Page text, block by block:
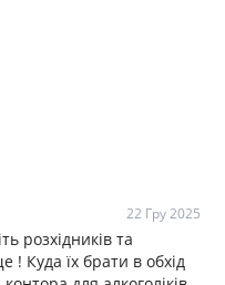
22 Гру 2025
розхідників та
! Куда їх брати в обхід